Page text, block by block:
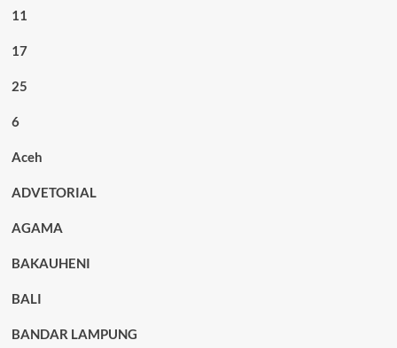
11
17
25
6
Aceh
ADVETORIAL
AGAMA
BAKAUHENI
BALI
BANDAR LAMPUNG